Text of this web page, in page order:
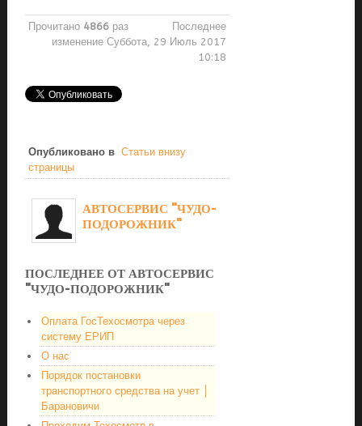
Прочитано 4866раз
Последнее
изменение Суббота, 29 Июль 2017
10:18
Опубликовано в Статьи внизу
страницы
АВТОСЕРВИС "ЧУДО-
ПОДОРОЖНИК"
ПОСЛЕДНЕЕ ОТ АВТОСЕРВИС
"ЧУДО-ПОДОРОЖНИК"
Оплата ГосТехосмотра через
систему ЕРИП
О нас
Порядок постановки
транспортного средства на учет │
Барановичи